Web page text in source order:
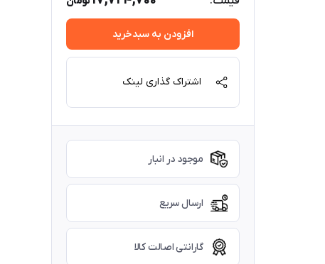
افزودن به سبدخرید
اشتراک گذاری لینک
موجود در انبار
ارسال سریع
گارانتی اصالت کالا